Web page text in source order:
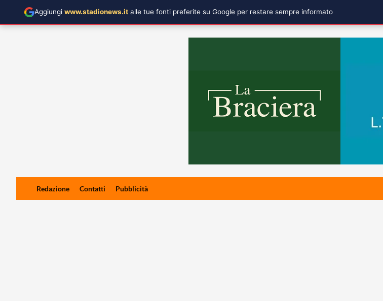
Redazione Contatti Pubblicità
Aggiungi www.stadionews.it alle tue fonti preferite su Google per restare sempre informato